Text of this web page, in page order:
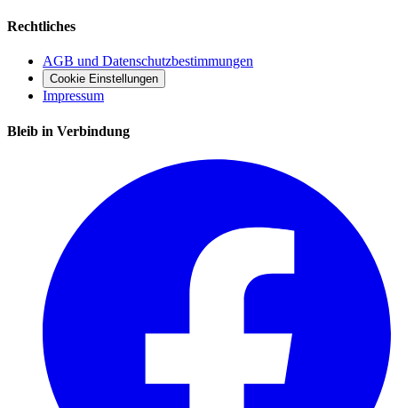
Rechtliches
AGB und Datenschutzbestimmungen
Cookie Einstellungen
Impressum
Bleib in Verbindung